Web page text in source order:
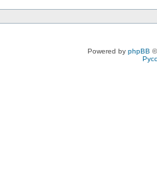
Powered by phpBB